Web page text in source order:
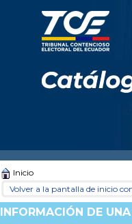
Inicio
Volver a la pantalla de inicio
INFORMACIÓN DE